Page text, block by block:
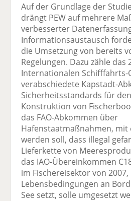
Auf der Grundlage der
drängt PEW auf mehrere
verbesserter
Informationsaustausch
die Umsetzung von bereits
Regelungen. Dazu zähle das
Internationalen Schifffahrts-
verabschiedete Kapstadt-
Sicherheitsstandards für
Konstruktion von
das FAO-Abkommen über
Hafenstaatmaßnahmen,
werden soll, dass illegal
Lieferkette von
das IAO-Übereinkommen
im Fischereisektor von
Lebensbedingungen an
See setzt, solle umgesetzt